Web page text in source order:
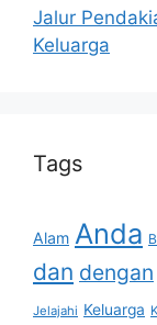
Jalur
Keluarga
Tags
Alam Anda
dan dengan
Jelajahi Keluarga